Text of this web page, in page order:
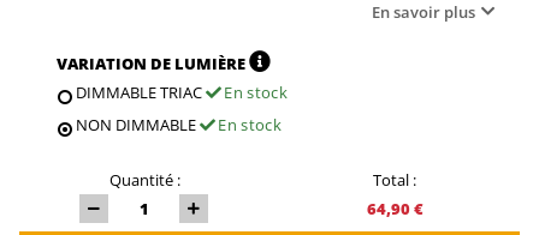
En savoir plus
VARIATION DE LUMIÈRE
DIMMABLE TRIAC
En stock
NON DIMMABLE
En stock
Quantité :
Total :
64,90 €